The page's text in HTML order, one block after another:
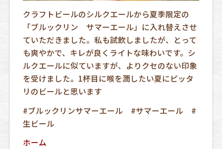
クラフトビールのシルクエールから夏季限定の
「ブルックリン サマーエール」に入れ替えさせ
ていただきました。私も試飲しましたが、とって
も爽やかで、キレが良くライトな味わいです。シ
ルクエールに似ていますが、よりクセのない印象
を受けました。1杯目に喉を潤したい夏にピッタ
リのビールと思います
#ブルックリンサマーエール #サマーエール #
生ビール
ホーム